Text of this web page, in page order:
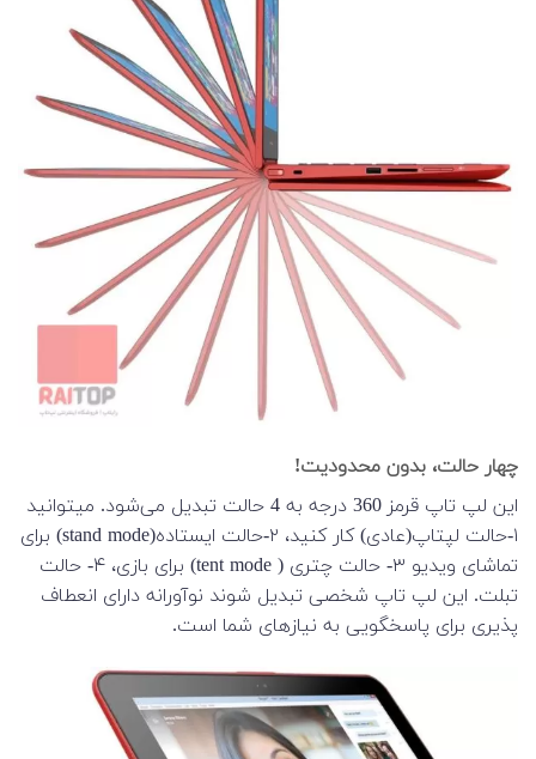
چهار حالت، بدون محدودیت!
این لپ تاپ قرمز 360 درجه به 4 حالت تبدیل می‌شود. میتوانید
۱-حالت لپتاپ(عادی) کار کنید، ۲-حالت ایستاده(stand mode) برای
تماشای ویدیو ۳- حالت چتری ( tent mode) برای بازی، ۴- حالت
تبلت. این لپ تاپ شخصی تبدیل شوند نوآورانه دارای انعطاف
پذیری برای پاسخگویی به نیازهای شما است.